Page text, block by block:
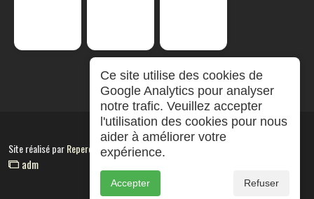
Site réalisé parRepereCom
adm
Ce site utilise des cookies de
Google Analytics pour analyser
notre trafic. Veuillez accepter
l'utilisation des cookies pour nous
aider à améliorer votre
expérience.
Accepter Refuser